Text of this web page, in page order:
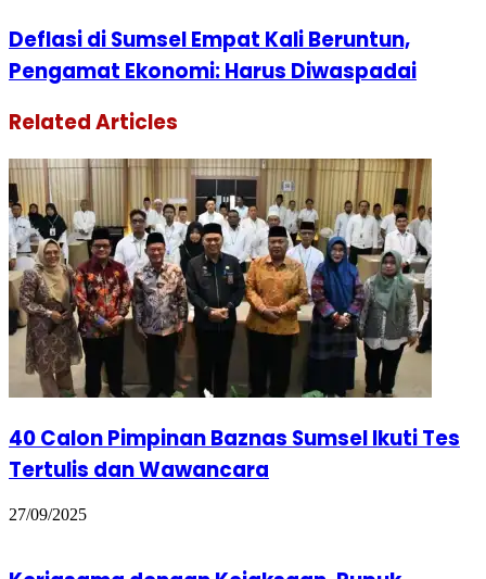
Deflasi di Sumsel Empat Kali Beruntun,
Pengamat Ekonomi: Harus Diwaspadai
Related Articles
40 Calon Pimpinan Baznas Sumsel Ikuti Tes
Tertulis dan Wawancara
27/09/2025